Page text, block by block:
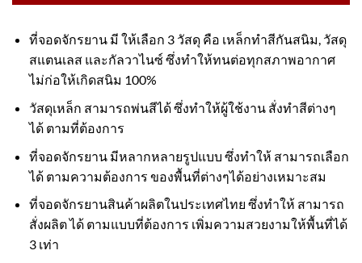
ที่จอดจักรยาน มี ให้เลือก 3 วัสดุ คือ เหล็กทำสีกันสนิม, วัสดุ
สแตนเลส และกัลวาไนซ์ ซึ่งทำให้ทนต่อทุกสภาพอากาศ
ไม่ก่อให้เกิดสนิม 100%
วัสดุเหล็ก สามารถพ่นสีได้ ซึ่งทำให้ผู้ใช้งาน สั่งทำสีต่างๆ
ได้ ตามที่ต้องการ
ที่จอดจักรยาน มีหลากหลายรูปแบบ ซึ่งทำให้ สามารถเลือก
ได้ ตามความต้องการ ของพื้นที่ต่างๆได้อย่างเหมาะสม
ที่จอดจักรยานสินค้าผลิตในประเทศไทย ซึ่งทำให้ สามารถ
สั่งผลิต ได้ ตามแบบที่ต้องการ เพิ่มความสวยงามให้พื้นที่ได้
3 เท่า